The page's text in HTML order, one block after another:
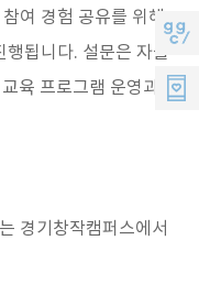
의
소
리
모
지
지
지
여 경험 공유를 위해
됩니다. 설문은 자율
육 프로그램 운영과
경기창작캠퍼스에서